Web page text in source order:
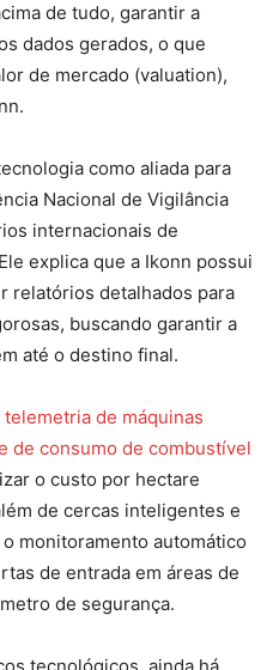
de tudo, garantir a
dados gerados, o que
de mercado (valuation),
como aliada para
Nacional de Vigilância
internacionais de
explica que a Ikonn possui
relatórios detalhados para
buscando garantir a
até o destino final.
telemetria de máquinas
de consumo de combustível
o custo por hectare
de cercas inteligentes e
monitoramento automático
de entrada em áreas de
de segurança.